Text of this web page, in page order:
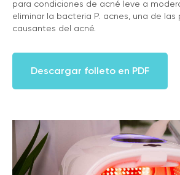
para condiciones de acné leve a
eliminar la bacteria P. acnes, una de las
causantes del acné.
Descargar folleto en PDF